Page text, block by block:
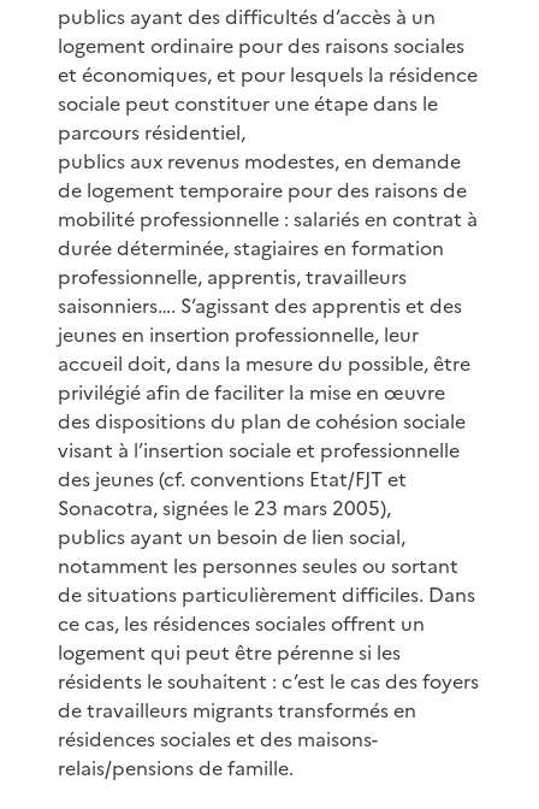
publics ayant des difficultés d’accès à un
logement ordinaire pour des raisons sociales
et économiques, et pour lesquels la résidence
sociale peut constituer une étape dans le
parcours résidentiel,
publics aux revenus modestes, en demande
de logement temporaire pour des raisons de
mobilité professionnelle : salariés en contrat à
durée déterminée, stagiaires en formation
professionnelle, apprentis, travailleurs
saisonniers…. S’agissant des apprentis et des
jeunes en insertion professionnelle, leur
accueil doit, dans la mesure du possible, être
privilégié afin de faciliter la mise en œuvre
des dispositions du plan de cohésion sociale
visant à l’insertion sociale et professionnelle
des jeunes (cf. conventions Etat/FJT et
Sonacotra, signées le 23 mars 2005),
publics ayant un besoin de lien social,
notamment les personnes seules ou sortant
de situations particulièrement difficiles. Dans
ce cas, les résidences sociales offrent un
logement qui peut être pérenne si les
résidents le souhaitent : c’est le cas des foyers
de travailleurs migrants transformés en
résidences sociales et des maisons-
relais/pensions de famille.